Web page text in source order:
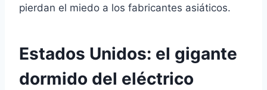
pierdan el miedo a los fabricantes asiáticos.
Estados Unidos: el gigante
dormido del eléctrico